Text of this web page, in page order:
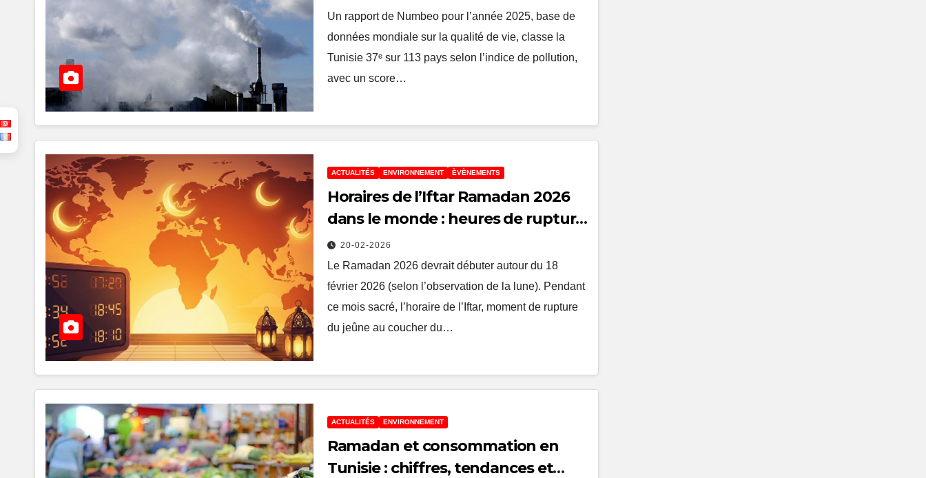
Un rapport de Numbeo pour l’année 2025, base de
données mondiale sur la qualité de vie, classe la
Tunisie 37ᵉ sur 113 pays selon l’indice de pollution,
avec un score…
ACTUALITÉS ENVIRONNEMENT ÈVÈNEMENTS
Horaires de l’Iftar Ramadan 2026
dans le monde : heures de rupture
du jeûne selon les pays
20-02-2026
Le Ramadan 2026 devrait débuter autour du 18
février 2026 (selon l’observation de la lune). Pendant
ce mois sacré, l’horaire de l’Iftar, moment de rupture
du jeûne au coucher du…
ACTUALITÉS ENVIRONNEMENT
Ramadan et consommation en
Tunisie : chiffres, tendances et